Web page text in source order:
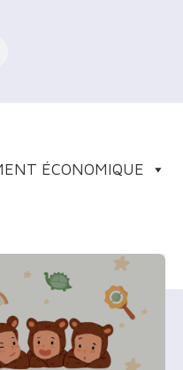
ÉCONOMIQUE